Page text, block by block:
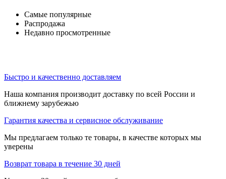
Самые популярные
Распродажа
Недавно просмотренные
Быстро и качественно доставляем
Наша компания производит доставку по всей России и
ближнему зарубежью
Гарантия качества и сервисное обслуживание
Мы предлагаем только те товары, в качестве которых мы
уверены
Возврат товара в течение 30 дней